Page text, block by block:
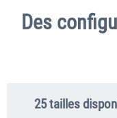
Des
25 tailles